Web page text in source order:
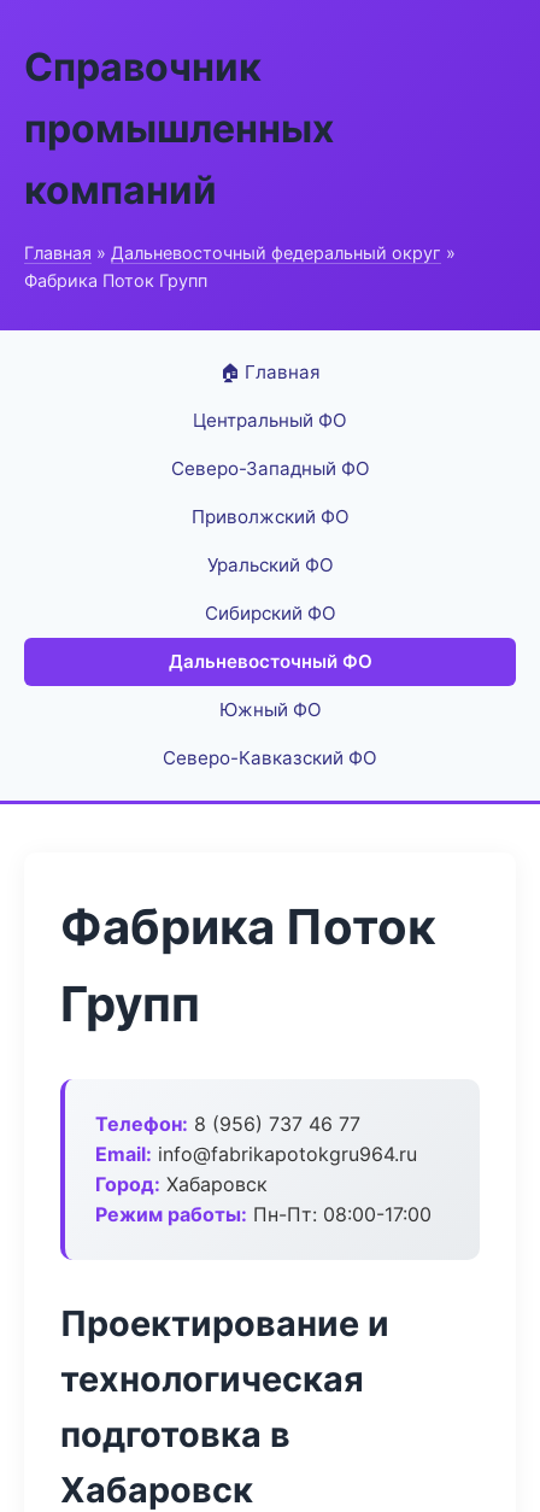
Справочник
промышленных
компаний
Главная » Дальневосточный федеральный округ »
Фабрика Поток Групп
🏠 Главная
Центральный ФО
Северо-Западный ФО
Приволжский ФО
Уральский ФО
Сибирский ФО
Дальневосточный ФО
Южный ФО
Северо-Кавказский ФО
Фабрика Поток
Групп
Телефон: 8 (956) 737 46 77
Email: info@fabrikapotokgru964.ru
Город: Хабаровск
Режим работы: Пн-Пт: 08:00-17:00
Проектирование и
технологическая
подготовка в
Хабаровск